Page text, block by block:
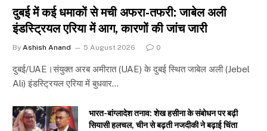
दुबई में कई धमाकों से मची अफरा-तफरी: जाबेल अली
इंडस्ट्रियल एरिया में आग, कारणों की जांच जारी
By Ashish Anand 5 August 2026 0
दुबई/UAE।संयुक्त अरब अमीरात (UAE) के दुबई स्थित जाबेल अली (Jebel
Ali) इंडस्ट्रियल एरिया में बुधवार…
भारत-बांग्लादेश तनाव: शेख हसीना के संबोधन पर बढ़ी
सियासी हलचल, चीन से बढ़ती नजदीकी ने बढ़ाई चिंता